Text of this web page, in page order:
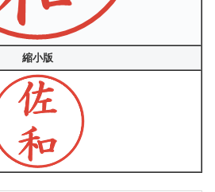
縮小版